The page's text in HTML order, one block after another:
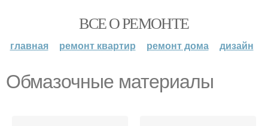
ВСЕ О РЕМОНТЕ
главная ремонт квартир ремонт дома дизайн
Обмазочные материалы